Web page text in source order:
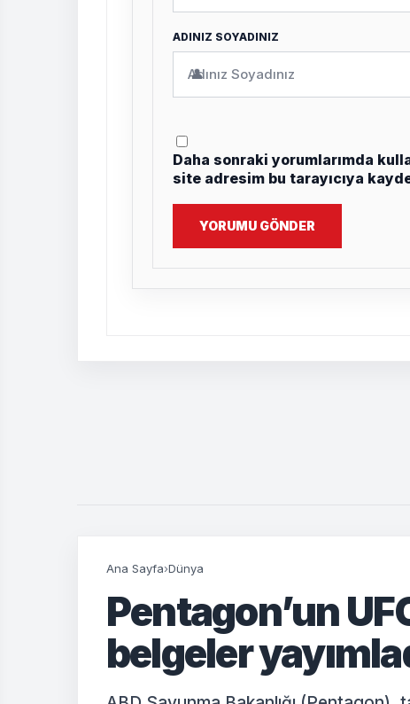
ADINIZ SOYADINIZ
👤
Daha sonraki yorumlarımda
site adresim bu tarayıcıya
YORUMU GÖNDER
Ana Sayfa›Dünya
Pentagon’un
belgeler